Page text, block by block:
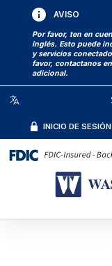
AVISO
Por favor, ten en
inglés. Esto puede
y servicios
favor, contactanos
adicional.
INICIO DE SESIÓN